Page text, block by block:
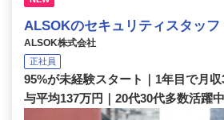
ALSOKのセキュリティスタッフ
ALSOK株式会社
正社員
95%が未経験スタート｜1年目で月
与平均137万円｜20代30代多数活躍中